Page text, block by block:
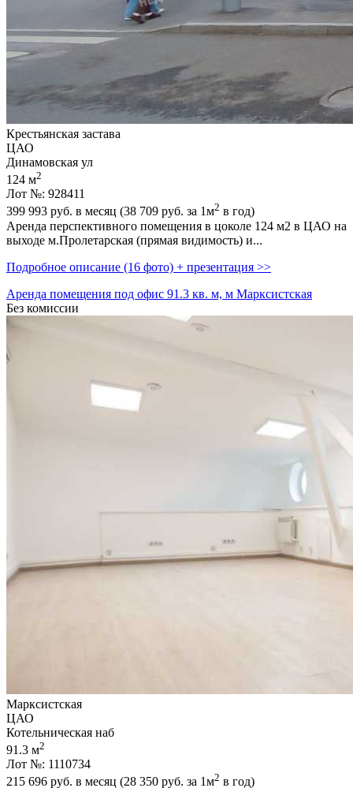
Крестьянская застава
ЦАО
Динамовская ул
124 м2
Лот №: 928411
399 993 руб. в месяц (38 709 руб. за 1м2 в год)
Аренда перспективного помещения в цоколе 124 м2 в ЦАО на
выходе м.Пролетарская (прямая видимость) и...
Подробное описание (16 фото) + презентация >>
Аренда помещения под офис 91.3 кв. м, м Марксистская
Без комиссии
Марксистская
ЦАО
Котельническая наб
91.3 м2
Лот №: 1110734
215 696 руб. в месяц (28 350 руб. за 1м2 в год)